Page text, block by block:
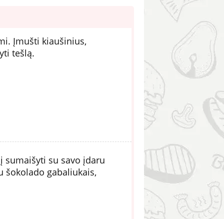
Įmušti kiaušinius,
tešlą.
sumaišyti su savo įdaru
šokolado gabaliukais,